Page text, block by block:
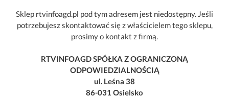
Sklep rtvinfoagd.pl pod tym adresem jest niedostępny. Jeśli
potrzebujesz skontaktować się z właścicielem tego sklepu,
prosimy o kontakt z firmą.
RTVINFOAGD SPÓŁKA Z OGRANICZONĄ
ODPOWIEDZIALNOŚCIĄ
ul. Leśna 38
86-031 Osielsko